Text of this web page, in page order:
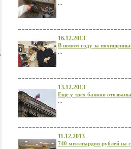
16.12.2013
В новом году за
13.12.2013
Еще у трех банков
11.12.2013
740 миллиардов рублей на